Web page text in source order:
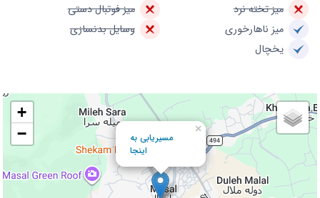
میز تخته نرد
میز فوتبال دستی
میز ناهارخوری
وسایل بدنسازی
یخچال
مسیریابی به
اینجا
×
+
−